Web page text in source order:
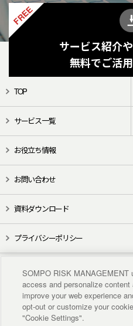
FREE
サービス紹介
無料でご活
TOP
サービス一覧
お役立ち情報
お問い合わせ
資料ダウンロード
プライバシーポリシー
X（旧Twitter）
SOMPO RISK
access and personalize
improve your web experience
opt-out or customize your
"Cookie Settings".